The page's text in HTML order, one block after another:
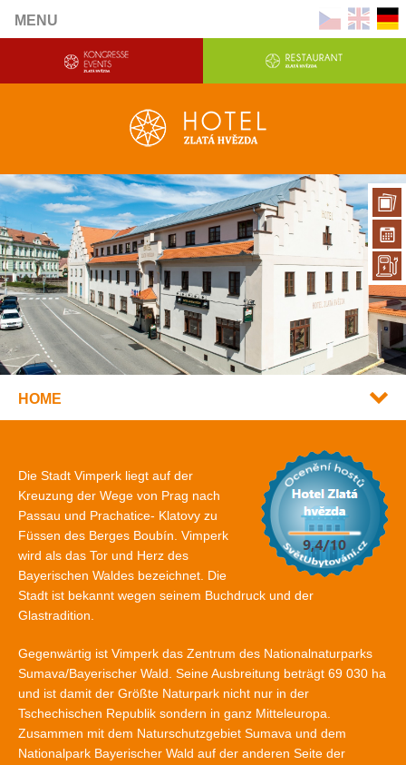
MENU
HOME
Die Stadt Vimperk liegt auf der
Kreuzung der Wege von Prag nach
Passau und Prachatice- Klatovy zu
Füssen des Berges Boubín. Vimperk
wird als das Tor und Herz des
Bayerischen Waldes bezeichnet. Die
Stadt ist bekannt wegen seinem Buchdruck und der
Glastradition.
Gegenwärtig ist Vimperk das Zentrum des Nationalnaturparks
Sumava/Bayerischer Wald. Seine Ausbreitung beträgt 69 030 ha
und ist damit der Größte Naturpark nicht nur in der
Tschechischen Republik sondern in ganz Mitteleuropa.
Zusammen mit dem Naturschutzgebiet Sumava und dem
Nationalpark Bayerischer Wald auf der anderen Seite der